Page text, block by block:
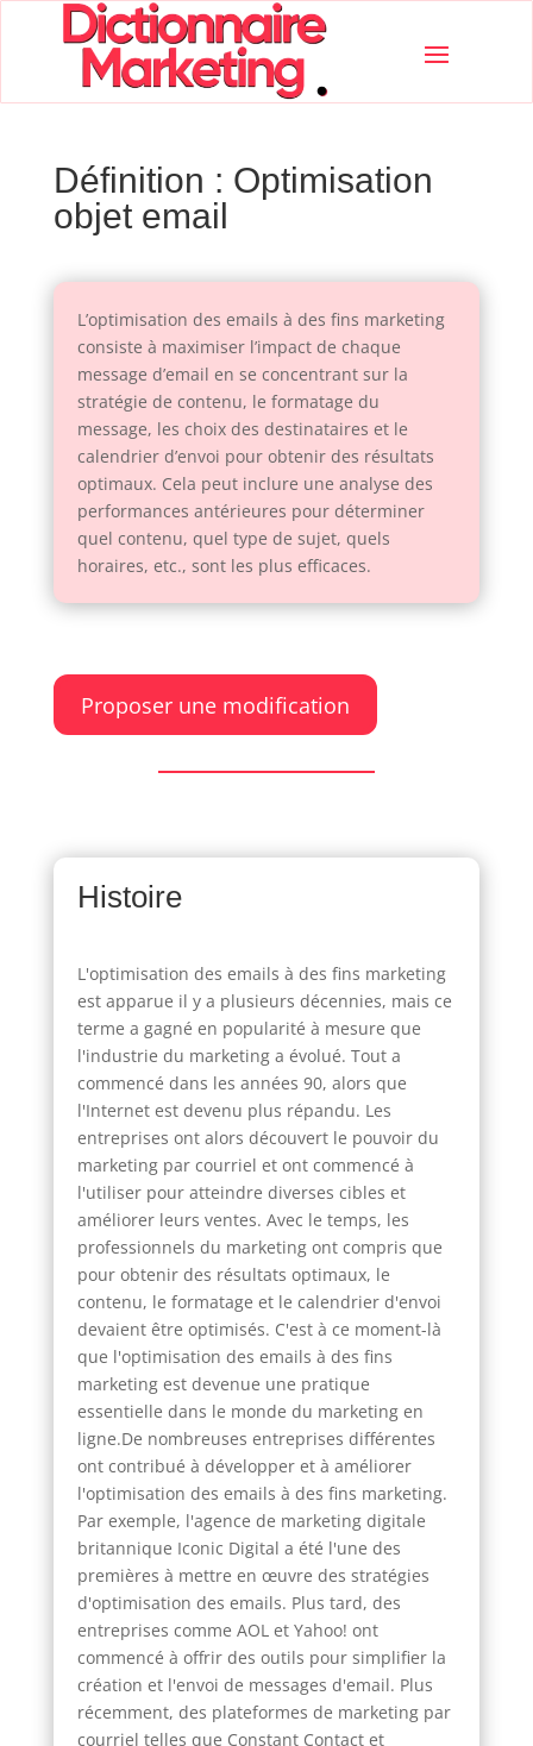
Définition : Optimisation
objet email
L’optimisation des emails à des fins marketing
consiste à maximiser l’impact de chaque
message d’email en se concentrant sur la
stratégie de contenu, le formatage du
message, les choix des destinataires et le
calendrier d’envoi pour obtenir des résultats
optimaux. Cela peut inclure une analyse des
performances antérieures pour déterminer
quel contenu, quel type de sujet, quels
horaires, etc., sont les plus efficaces.
Proposer une modification
Histoire
L'optimisation des emails à des fins marketing
est apparue il y a plusieurs décennies, mais ce
terme a gagné en popularité à mesure que
l'industrie du marketing a évolué. Tout a
commencé dans les années 90, alors que
l'Internet est devenu plus répandu. Les
entreprises ont alors découvert le pouvoir du
marketing par courriel et ont commencé à
l'utiliser pour atteindre diverses cibles et
améliorer leurs ventes. Avec le temps, les
professionnels du marketing ont compris que
pour obtenir des résultats optimaux, le
contenu, le formatage et le calendrier d'envoi
devaient être optimisés. C'est à ce moment-là
que l'optimisation des emails à des fins
marketing est devenue une pratique
essentielle dans le monde du marketing en
ligne.De nombreuses entreprises différentes
ont contribué à développer et à améliorer
l'optimisation des emails à des fins marketing.
Par exemple, l'agence de marketing digitale
britannique Iconic Digital a été l'une des
premières à mettre en œuvre des stratégies
d'optimisation des emails. Plus tard, des
entreprises comme AOL et Yahoo! ont
commencé à offrir des outils pour simplifier la
création et l'envoi de messages d'email. Plus
récemment, des plateformes de marketing par
courriel telles que Constant Contact et